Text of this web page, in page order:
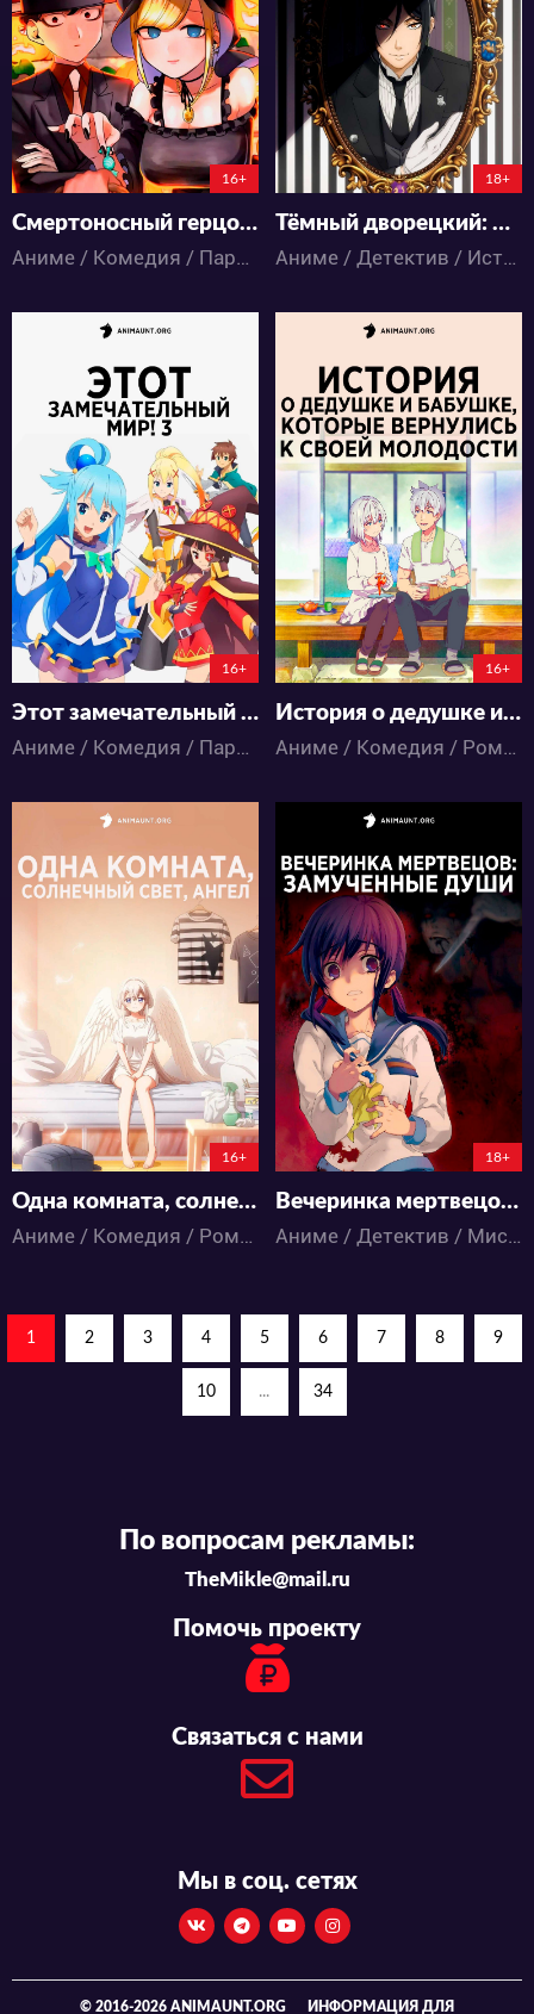
70 44
16+
Смертоносный герцог и его чёрная горничная 3
Аниме / Комедия / Паранормальное
51
18+
Тёмный дворецкий: Школа-интернат
Аниме / Детектив / Исторический / Комедия / Паранормальное / Сёнэн / Экшен
48617
133 80
16+
Этот замечательный мир! 3
Аниме / Комедия / Пародия / Приключения / Паранормальное / Фэнтези
22798
115 63
16+
История о дедушке и бабушке, которые вернулись к своей молодости
Аниме / Комедия / Романтика / Паранормальное
28556
97 180
16+
Одна комната, солнечный свет, ангел
Аниме / Комедия / Романтика / Паранормальное
16938
14 43
18+
Вечеринка мертвецов: Замученные души
Аниме / Детектив / Мистика / Паранормальное / Ужасы
1 2 3 4 5 6 7 8 9
10 ... 34
По вопросам рекламы:
TheMikle@mail.ru
Помочь проекту
Связаться с нами
Мы в соц. сетях
© 2016-2026 ANIMAUNT.ORG ИНФОРМАЦИЯ ДЛЯ